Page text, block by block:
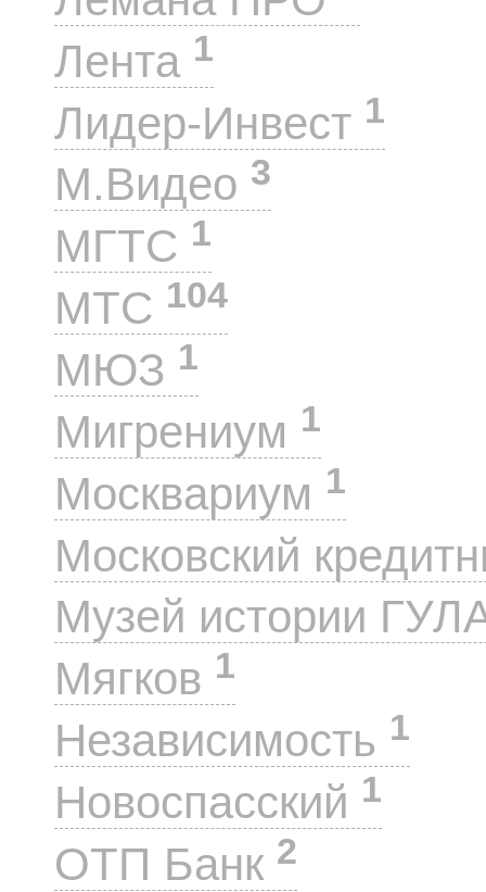
Лента 1
Лидер-Инвест 1
М.Видео 3
МГТС 1
МТС 104
МЮЗ 1
Мигрениум 1
Москвариум 1
Московский
Музей истории
Мягков 1
Независимость 1
Новоспасский 1
ОТП Банк 2